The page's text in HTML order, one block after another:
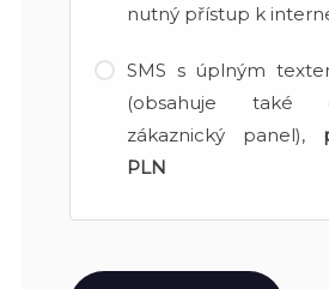
nutný přístup k
SMS s úplným
(obsahuje také
zákaznický panel),
PLN